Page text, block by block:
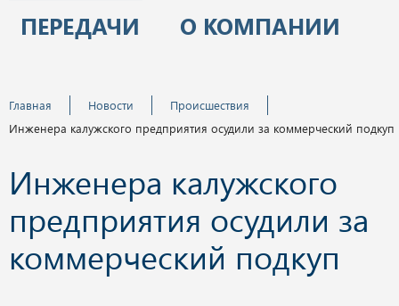
ПЕРЕДАЧИ
О КОМПАНИИ
Главная Новости
Происшествия
Инженера калужского предприятия осудили за коммерческий подкуп
Инженера калужского
предприятия осудили за
коммерческий подкуп